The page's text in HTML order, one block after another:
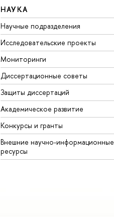
НАУКА
Научные подразделения
Исследовательские проекты
Мониторинги
Диссертационные советы
Защиты диссертаций
Академическое развитие
Конкурсы и гранты
Внешние научно-информационные
ресурсы